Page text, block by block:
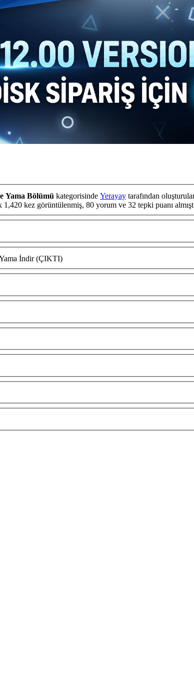
Yama Bölümü kategorisinde Yerayay tarafından
başlıklı konuyu okuyorsunuz. Bu konu şimdiye dek 1,420 kez görüntülenmiş, 80 yorum ve 32 tepki puanı
İndir (ÇIKTI)